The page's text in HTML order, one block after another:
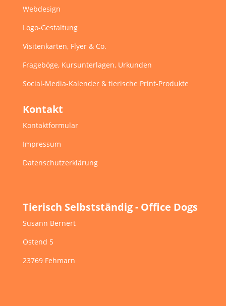
Webdesign
Logo-Gestaltung
Visitenkarten, Flyer & Co.
Frageböge, Kursunterlagen, Urkunden
Social-Media-Kalender & tierische Print-Produkte
Kontakt
Kontaktformular
Impressum
Datenschutzerklärung
Tierisch Selbstständig - Office Dogs
Susann Bernert
Ostend 5
23769 Fehmarn